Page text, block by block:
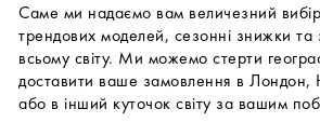
Саме ми надаємо вам величезний вибір
трендових моделей, сезонні знижки та
всьому світу. Ми можемо стерти
доставити ваше замовлення в
або в інший куточок світу за вашим